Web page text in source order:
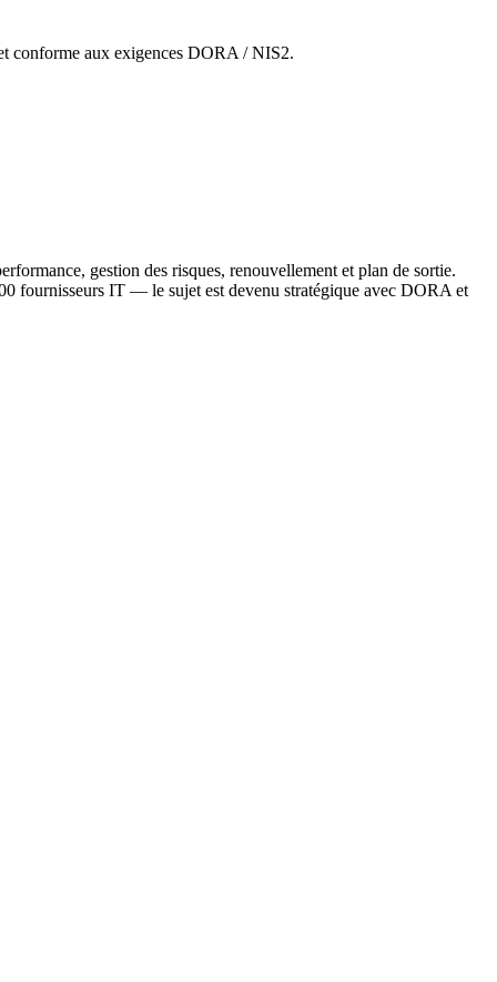
conforme aux exigences DORA / NIS2.
gestion des risques, renouvellement et plan de sortie.
fournisseurs IT — le sujet est devenu stratégique avec DORA et